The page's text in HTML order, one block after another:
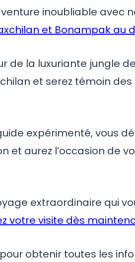
inoubliable avec
et Bonampak au
de la luxuriante jungle
et serez témoin
expérimenté, vous
et aurez l’occasion de
extraordinaire qui
votre visite dès
obtenir toutes les